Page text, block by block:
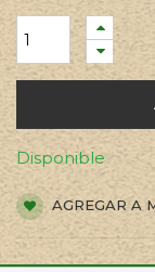
Disponible
AGREGAR A